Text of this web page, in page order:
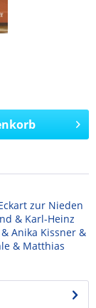
zur Nieden
& Karl-Heinz
Anika Kissner &
& Matthias